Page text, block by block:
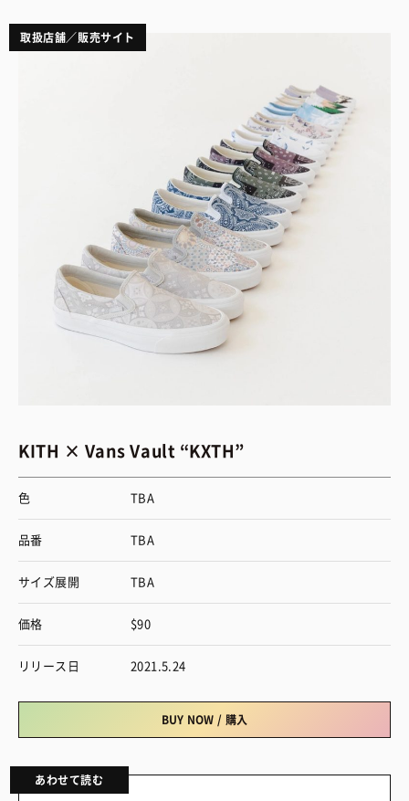
取扱店舗／販売サイト
KITH × Vans Vault “KXTH”
色 TBA
品番 TBA
サイズ展開 TBA
価格 $90
リリース日 2021.5.24
BUY NOW / 購入
あわせて読む